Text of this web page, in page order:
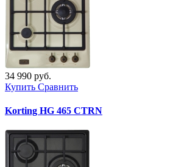
34 990 руб.
Купить Сравнить
Korting HG 465 CTRN